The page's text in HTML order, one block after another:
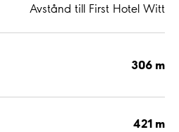
Avstånd till First Hotel Witt
306 m
421 m